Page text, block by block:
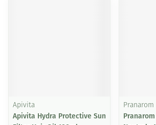
Apivita
Apivita Hydra Protective Sun
Pranarom